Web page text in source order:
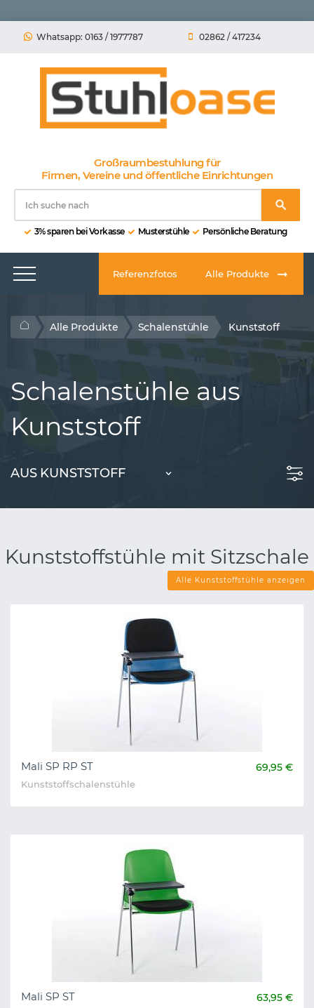
Whatsapp: 0163 / 1977787 02862 / 417234
Großraumbestuhlung für
Firmen, Vereine und öffentliche Einrichtungen
3% sparen bei Vorkasse Musterstühle Persönliche Beratung
Referenzfotos Alle Produkte
Alle Produkte Schalenstühle Kunststoff
Schalenstühle aus
Kunststoff
AUS KUNSTSTOFF
Kunststoffstühle mit Sitzschale
Alle Kunststoffstühle anzeigen
Mali SP RP ST 69,95 €
Kunststoffschalenstühle
Mali SP ST 63,95 €